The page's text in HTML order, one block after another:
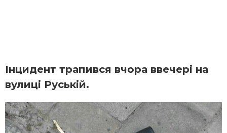
Інцидент трапився вчора ввечері на
вулиці Руській.